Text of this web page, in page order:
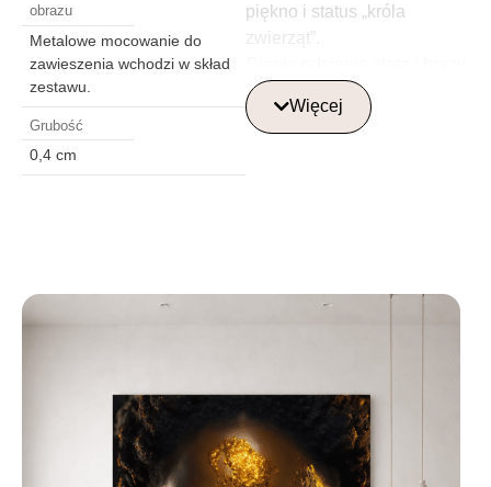
piękno i status „króla
zwierząt”.
harmonijnie dopełniają
kompozycję, nadając jej
wnętrzu, wprowadzając
jako obraz do salonu, biura
lub kreatywnej przestrzeni,
podkreślając gust i styl
Więcej
obrazu
Metalowe mocowanie do
zawieszenia wchodzi w skład
zestawu.
Grubość
0,4 cm